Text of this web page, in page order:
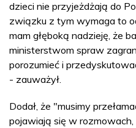
dzieci nie przyjeżdżają do
związku z tym wymaga to
mam głęboką nadzieję, że
ministerstwom spraw
porozumieć i
- zauważył.
Dodał, że "musimy
pojawiają się w